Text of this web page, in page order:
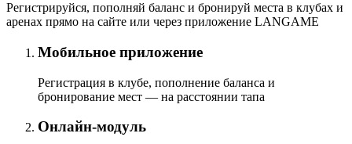
Регистрируйся, пополняй баланс и бронируй места в клубах и
аренах прямо на сайте или через приложение LANGAME
Мобильное приложение
Регистрация в клубе, пополнение баланса и
бронирование мест — на расстоянии тапа
Онлайн-модуль